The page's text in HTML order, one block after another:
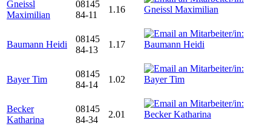
Gneissl
Maximilian
08145
84-11
1.16
Baumann Heidi
08145
84-13
1.17
Bayer Tim
08145
84-14
1.02
Becker
Katharina
08145
84-34
2.01